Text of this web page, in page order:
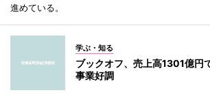
進めている。
学ぶ・知る
ブックオフ、売上高1301億
事業好調